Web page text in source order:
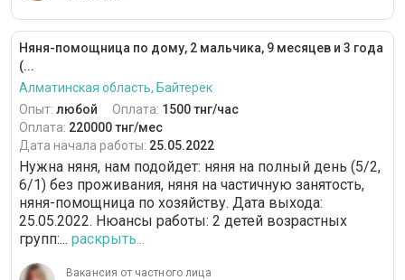
Няня-помощница по дому, 2 мальчика, 9 месяцев и 3 года
(...
Алматинская область, Байтерек
Опыт: любой Оплата: 1500 тнг/час
Оплата: 220000 тнг/мес
Дата начала работы: 25.05.2022
Нужна няня, нам подойдет: няня на полный день (5/2,
6/1) без проживания, няня на частичную занятость,
няня-помощница по хозяйству. Дата выхода:
25.05.2022. Нюансы работы: 2 детей возрастных
групп:... раскрыть...
Вакансия от частного лица